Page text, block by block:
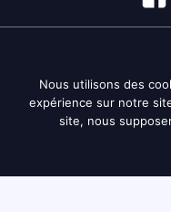
Politique de
Nous utilisons des
expérience sur notre
site, nous